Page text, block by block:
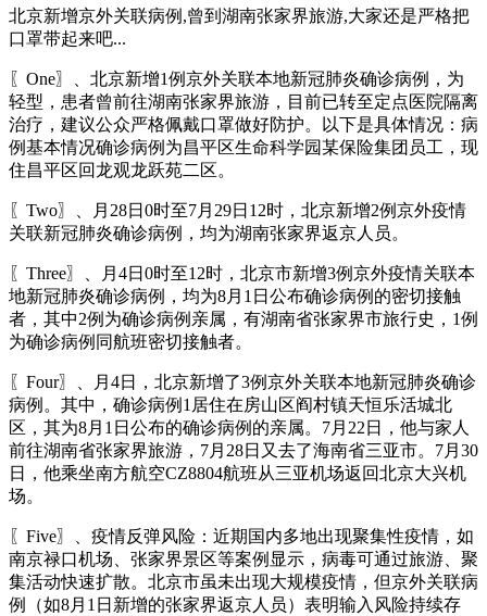
北京新增京外关联病例,曾到湖南张家界旅游,大家还是严格把
口罩带起来吧...
〖One〗、北京新增1例京外关联本地新冠肺炎确诊病例，为
轻型，患者曾前往湖南张家界旅游，目前已转至定点医院隔离
治疗，建议公众严格佩戴口罩做好防护。以下是具体情况：病
例基本情况确诊病例为昌平区生命科学园某保险集团员工，现
住昌平区回龙观龙跃苑二区。
〖Two〗、月28日0时至7月29日12时，北京新增2例京外疫情
关联新冠肺炎确诊病例，均为湖南张家界返京人员。
〖Three〗、月4日0时至12时，北京市新增3例京外疫情关联本
地新冠肺炎确诊病例，均为8月1日公布确诊病例的密切接触
者，其中2例为确诊病例亲属，有湖南省张家界市旅行史，1例
为确诊病例同航班密切接触者。
〖Four〗、月4日，北京新增了3例京外关联本地新冠肺炎确诊
病例。其中，确诊病例1居住在房山区阎村镇天恒乐活城北
区，其为8月1日公布的确诊病例的亲属。7月22日，他与家人
前往湖南省张家界旅游，7月28日又去了海南省三亚市。7月30
日，他乘坐南方航空CZ8804航班从三亚机场返回北京大兴机
场。
〖Five〗、疫情反弹风险：近期国内多地出现聚集性疫情，如
南京禄口机场、张家界景区等案例显示，病毒可通过旅游、聚
集活动快速扩散。北京市虽未出现大规模疫情，但京外关联病
例（如8月1日新增的张家界返京人员）表明输入风险持续存